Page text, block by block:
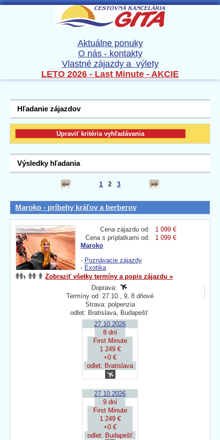
Aktuálne ponuky
O nás - kontakty
Vlastné zájazdy a výlety
LETO 2026 - Last Minute - AKCIE
Hľadanie zájazdov
Výsledky hľadania
1 2 3
Maroko - príbehy kráľov a berberov
Cena zájazdu od:
1 099 €
Cena s príplatkami od:
1 099 €
Maroko
- Poznávacie zájazdy
- Exotika
Zobraziť všetky termíny a popis zájazdu »
Doprava:
Termíny od: 27.10., 9, 8 dňové
Strava: polpenzia
odlet: Bratislava, Budapešť
27.10.2026
8 dní
First Minute
1 249 €
+0 €
odlet: Bratislava
27.10.2026
9 dní
First Minute
1 249 €
+0 €
odlet: Budapešť